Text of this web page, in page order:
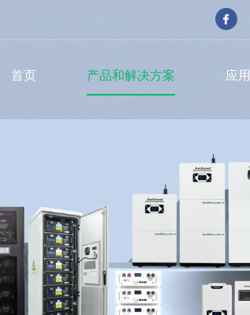
首页 产品和解决方案 应用